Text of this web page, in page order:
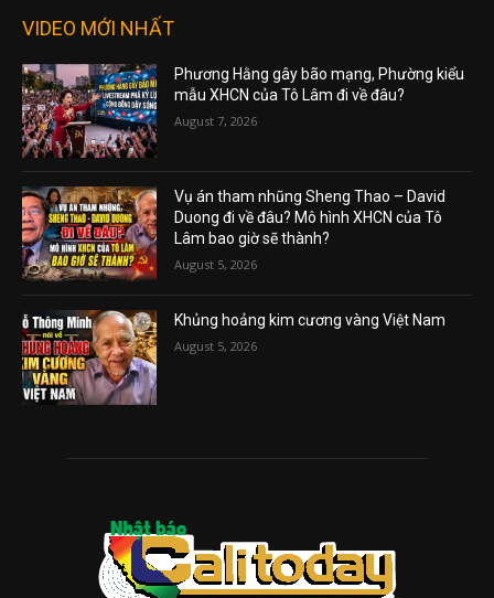
VIDEO MỚI NHẤT
Phương Hằng gây bão mạng, Phường kiểu
mẫu XHCN của Tô Lâm đi về đâu?
August 7, 2026
Vụ án tham nhũng Sheng Thao – David
Duong đi về đâu? Mô hình XHCN của Tô
Lâm bao giờ sẽ thành?
August 5, 2026
Khủng hoảng kim cương vàng Việt Nam
August 5, 2026